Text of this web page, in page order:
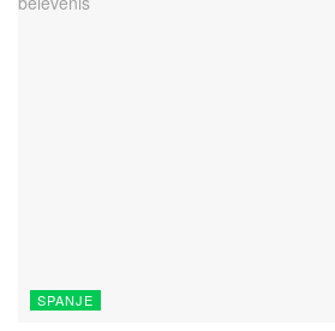
SPANJE